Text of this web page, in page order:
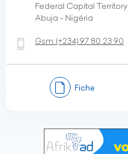
Federal Capital Territory
Abuja - Nigéria
Gsm:(+234)97 80 23 90
Fiche